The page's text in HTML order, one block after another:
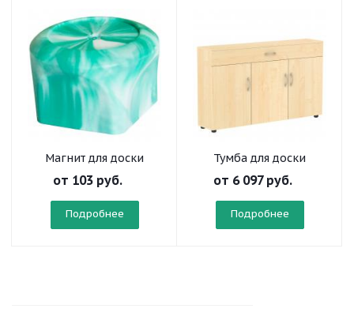
Магнит для доски
от 103 руб.
Подробнее
Тумба для доски
от 6 097 руб.
Подробнее